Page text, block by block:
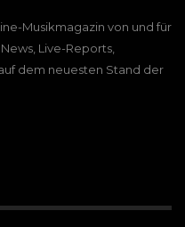
Musikmagazin von und für
Live-Reports,
dem neuesten Stand der